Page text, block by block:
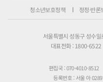
청소년보호정책 정정·반론
서울특별시 성동구 성수
대표전화 : 1800-6522
편집국 : 070-4010-8512
등록번호 : 서울 아